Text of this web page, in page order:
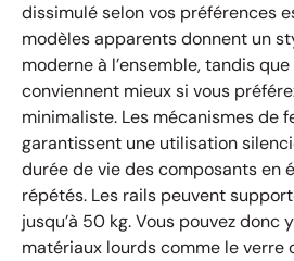
dissimulé selon vos préférences
modèles apparents donnent un
moderne à l’ensemble, tandis que
conviennent mieux si vous
minimaliste. Les mécanismes de
garantissent une utilisation
durée de vie des composants en
répétés. Les rails peuvent
jusqu’à 50 kg. Vous pouvez donc
matériaux lourds comme le verre